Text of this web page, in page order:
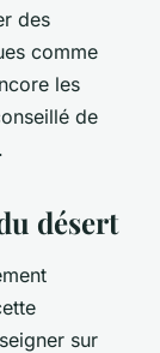
des
comme
les
de
désert
sur